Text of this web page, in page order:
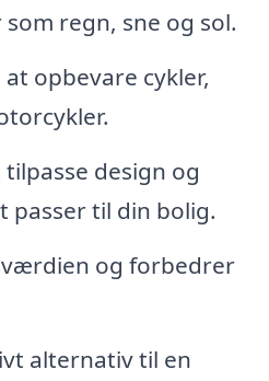
regn, sne og sol.
opbevare cykler,
design og
passer til din bolig.
og forbedrer
alternativ til en